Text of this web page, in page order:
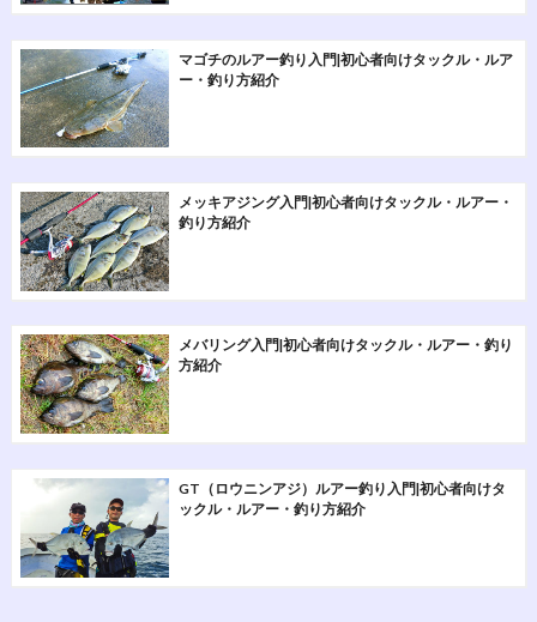
マゴチのルアー釣り入門|初心者向けタックル・ルア
ー・釣り方紹介
メッキアジング入門|初心者向けタックル・ルアー・
釣り方紹介
メバリング入門|初心者向けタックル・ルアー・釣り
方紹介
GT（ロウニンアジ）ルアー釣り入門|初心者向けタ
ックル・ルアー・釣り方紹介